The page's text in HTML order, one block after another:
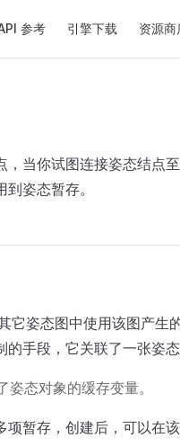
参考 引擎下载 资源商
当你试图连接姿态结点
姿态暂存。
姿态图中使用该图产生
手段，它关联了一张姿态
态对象的缓存变量。
暂存，创建后，可以在